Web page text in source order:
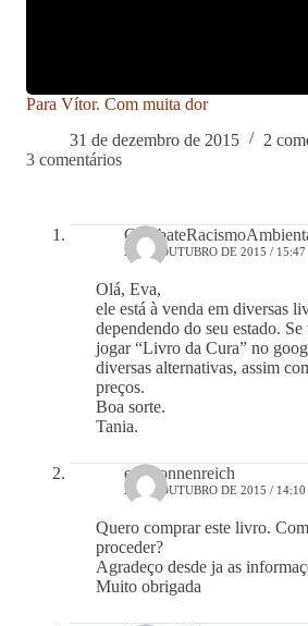
Para Vítor. Com muita dor
31 de dezembro de 2015
2
3 comentários
26 DE OUTUBRO DE 2015 / 15:47
Olá, Eva,
ele está à venda em diversas
dependendo do seu estado. Se
jogar “Livro da Cura” no
diversas alternativas, assim
preços.
Boa sorte.
Tania.
eva sonnenreich
26 DE OUTUBRO DE 2015 / 14:10
Quero comprar este livro.
proceder?
Agradeço desde ja as
Muito obrigada